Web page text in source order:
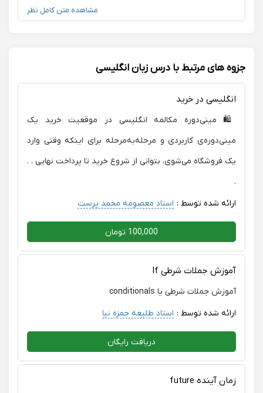
نقاط ضعفم به من کمک کرده‌اند. از زمان شروع کلاس‌ها،
پیشرفت خودم را به‌ویژه در مکالمه و اعتمادبه‌نفسم کاملاً
مشاهده متن کامل نظر
جزوه های مرتبط با درس زبان انگلیسی
انگلیسی در خرید
🛍️ مینی‌دوره مکالمه انگلیسی در موقعیت خرید یک
مینی‌دوره‌ی کاربردی و مرحله‌به‌مرحله برای اینکه وقتی وارد
یک فروشگاه می‌شوی، بتوانی از شروع خرید تا پرداخت نهایی . .
.
ارائه شده توسط : استاد معصومه محمد پرست
100,000 تومان
آموزش جملات شرطی If
آموزش جملات شرطی یا conditionals
ارائه شده توسط : استاد طلیعه حمزه نیا
دریافت رایگان
زمان آینده future